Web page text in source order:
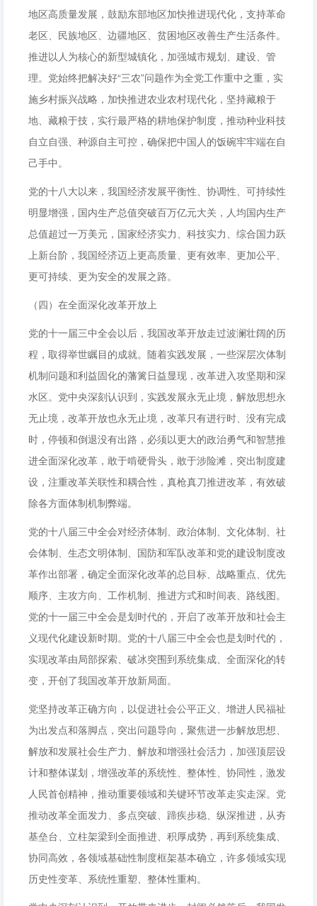
地区高质量发展，鼓励东部地区加快推进现代化，支持革命
老区、民族地区、边疆地区、贫困地区改善生产生活条件。
推进以人为核心的新型城镇化，加强城市规划、建设、管
理。党始终把解决好“三农”问题作为全党工作重中之重，实
施乡村振兴战略，加快推进农业农村现代化，坚持藏粮于
地、藏粮于技，实行最严格的耕地保护制度，推动种业科技
自立自强、种源自主可控，确保把中国人的饭碗牢牢端在自
己手中。
党的十八大以来，我国经济发展平衡性、协调性、可持续性
明显增强，国内生产总值突破百万亿元大关，人均国内生产
总值超过一万美元，国家经济实力、科技实力、综合国力跃
上新台阶，我国经济迈上更高质量、更有效率、更加公平、
更可持续、更为安全的发展之路。
（四）在全面深化改革开放上
党的十一届三中全会以后，我国改革开放走过波澜壮阔的历
程，取得举世瞩目的成就。随着实践发展，一些深层次体制
机制问题和利益固化的藩篱日益显现，改革进入攻坚期和深
水区。党中央深刻认识到，实践发展永无止境，解放思想永
无止境，改革开放也永无止境，改革只有进行时、没有完成
时，停顿和倒退没有出路，必须以更大的政治勇气和智慧推
进全面深化改革，敢于啃硬骨头，敢于涉险滩，突出制度建
设，注重改革关联性和耦合性，真枪真刀推进改革，有效破
除各方面体制机制弊端。
党的十八届三中全会对经济体制、政治体制、文化体制、社
会体制、生态文明体制、国防和军队改革和党的建设制度改
革作出部署，确定全面深化改革的总目标、战略重点、优先
顺序、主攻方向、工作机制、推进方式和时间表、路线图。
党的十一届三中全会是划时代的，开启了改革开放和社会主
义现代化建设新时期。党的十八届三中全会也是划时代的，
实现改革由局部探索、破冰突围到系统集成、全面深化的转
变，开创了我国改革开放新局面。
党坚持改革正确方向，以促进社会公平正义、增进人民福祉
为出发点和落脚点，突出问题导向，聚焦进一步解放思想、
解放和发展社会生产力、解放和增强社会活力，加强顶层设
计和整体谋划，增强改革的系统性、整体性、协同性，激发
人民首创精神，推动重要领域和关键环节改革走实走深。党
推动改革全面发力、多点突破、蹄疾步稳、纵深推进，从夯
基垒台、立柱架梁到全面推进、积厚成势，再到系统集成、
协同高效，各领域基础性制度框架基本确立，许多领域实现
历史性变革、系统性重塑、整体性重构。